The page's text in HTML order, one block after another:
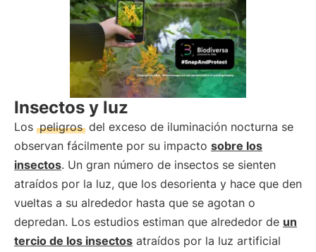
Insectos y luz
Los peligros del exceso de iluminación nocturna se
observan fácilmente por su impacto sobre los
insectos. Un gran número de insectos se sienten
atraídos por la luz, que los desorienta y hace que den
vueltas a su alrededor hasta que se agotan o
depredan. Los estudios estiman que alrededor de un
tercio de los insectos atraídos por la luz artificial